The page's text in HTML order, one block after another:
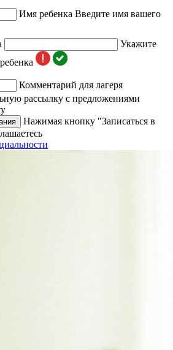
Имя ребенка Введите имя вашего
Укажите
Комментарий для лагеря
рассылку с предложениями
Нажимая кнопку "Записаться в